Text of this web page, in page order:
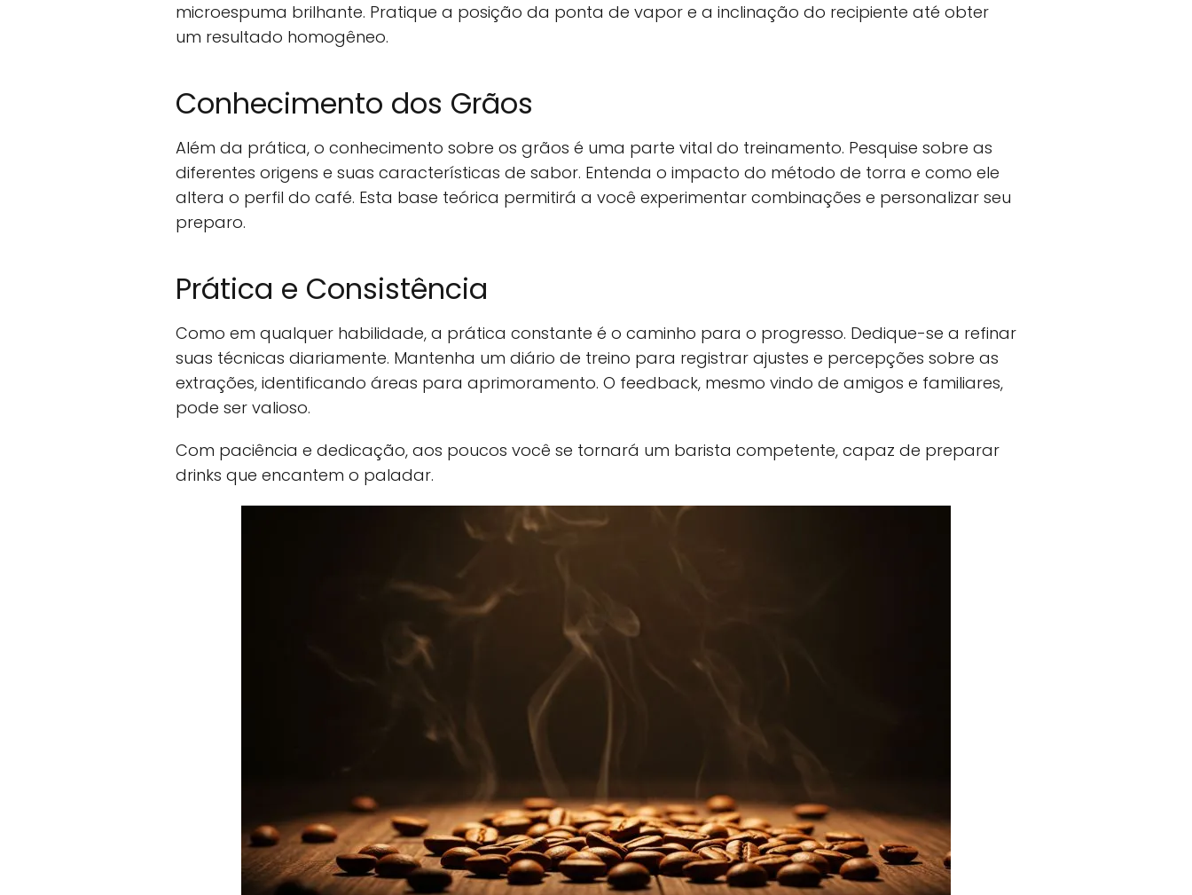
microespuma brilhante. Pratique a posição da ponta de vapor e a inclinação do recipiente até obter
um resultado homogêneo.
Conhecimento dos Grãos
Além da prática, o conhecimento sobre os grãos é uma parte vital do treinamento. Pesquise sobre as
diferentes origens e suas características de sabor. Entenda o impacto do método de torra e como ele
altera o perfil do café. Esta base teórica permitirá a você experimentar combinações e personalizar seu
preparo.
Prática e Consistência
Como em qualquer habilidade, a prática constante é o caminho para o progresso. Dedique-se a refinar
suas técnicas diariamente. Mantenha um diário de treino para registrar ajustes e percepções sobre as
extrações, identificando áreas para aprimoramento. O feedback, mesmo vindo de amigos e familiares,
pode ser valioso.
Com paciência e dedicação, aos poucos você se tornará um barista competente, capaz de preparar
drinks que encantem o paladar.